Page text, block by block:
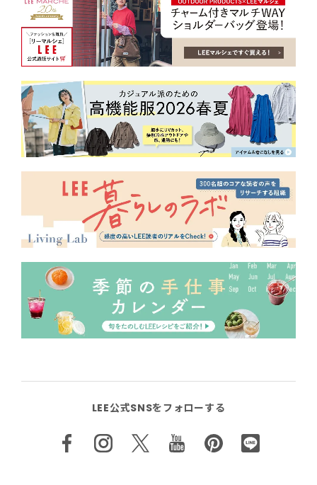
LEE公式SNSをフォローする